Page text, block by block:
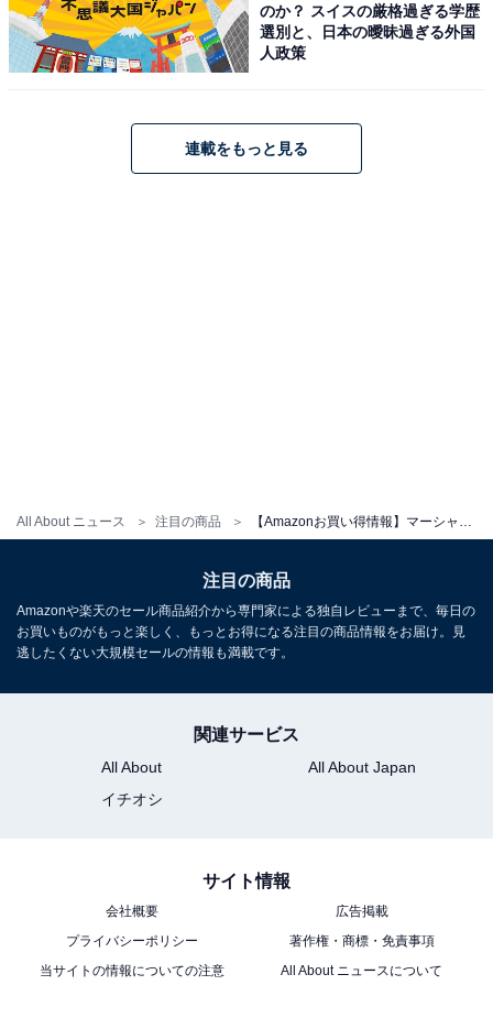
All About ニュース 注目の商品
Marshall ワイヤレスポータブル防水スピーカー Willen II
Amazonで見る
マーシャル「Major V」
のか？ スイスの厳格過ぎる学歴
選別と、日本の曖昧過ぎる外国
人政策
連載をもっと見る
注目の商品
Amazonや楽天のセール商品紹介から専門家による独自レビューまで、毎日の
お買いものがもっと楽しく、もっとお得になる注目の商品情報をお届け。見
逃したくない大規模セールの情報も満載です。
関連サービス
All About
All About Japan
イチオシ
サイト情報
会社概要
広告掲載
プライバシーポリシー
著作権・商標・免責事項
当サイトの情報についての注意
All About ニュースについて